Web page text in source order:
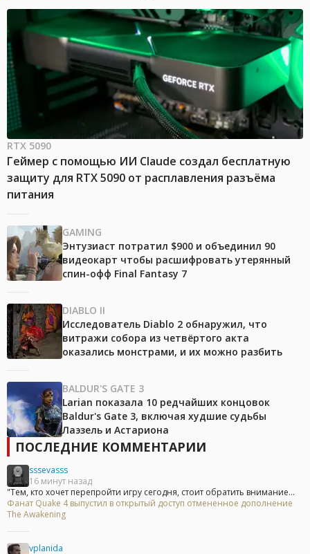
RTX 5090
Геймер с помощью ИИ Claude создал бесплатную
защиту для RTX 5090 от расплавления разъёма
питания
GAMING
Энтузиаст потратил $900 и объединил 90
видеокарт чтобы расшифровать утерянный
спин-офф Final Fantasy 7
DIABLO II
Исследователь Diablo 2 обнаружил, что
витражи собора из четвёртого акта
оказались монстрами, и их можно разбить
BALDUR'S GATE 3
Larian показала 10 редчайших концовок
Baldur's Gate 3, включая худшие судьбы
Лаэзель и Астариона
ПОСЛЕДНИЕ КОММЕНТАРИИ
sssevasss
16 минут назад
"Тем, кто хочет перепройти игру сегодня, стоит обратить внимание...
Фанат Quake 4 выпустил в открытый доступ отмененное дополнение
The Awakening
vplanida